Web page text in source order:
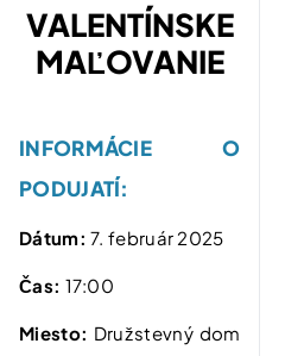
VALENTÍNSKE
MAĽOVANIE
INFORMÁCIE O
PODUJATÍ:
Dátum: 7. február 2025
Čas: 17:00
Miesto: Družstevný dom